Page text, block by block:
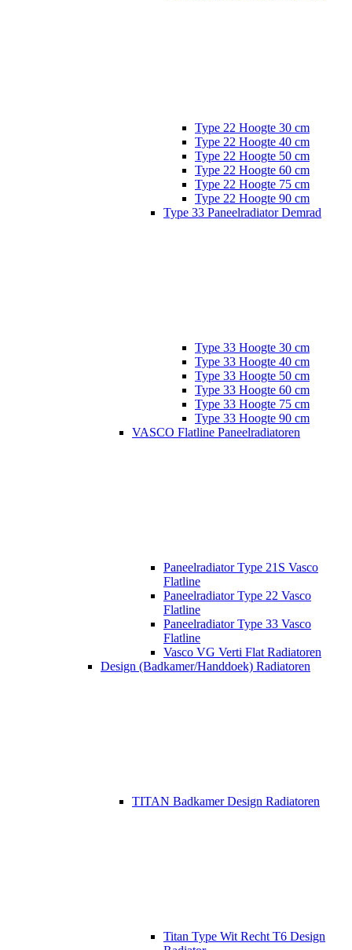
Type 22 Hoogte 30 cm
Type 22 Hoogte 40 cm
Type 22 Hoogte 50 cm
Type 22 Hoogte 60 cm
Type 22 Hoogte 75 cm
Type 22 Hoogte 90 cm
Type 33 Paneelradiator Demrad
Type 33 Hoogte 30 cm
Type 33 Hoogte 40 cm
Type 33 Hoogte 50 cm
Type 33 Hoogte 60 cm
Type 33 Hoogte 75 cm
Type 33 Hoogte 90 cm
VASCO Flatline Paneelradiatoren
Paneelradiator Type 21S Vasco
Flatline
Paneelradiator Type 22 Vasco
Flatline
Paneelradiator Type 33 Vasco
Flatline
Vasco VG Verti Flat Radiatoren
Design (Badkamer/Handdoek) Radiatoren
TITAN Badkamer Design Radiatoren
Titan Type Wit Recht T6 Design